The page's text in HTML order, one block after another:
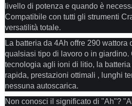
livello di potenza e quando è
Compatibile con tutti gli strumenti
versatilità totale.
La batteria da 4Ah offre 290 wattora
qualsiasi tipo di lavoro o in giardino.
tecnologia agli ioni di litio, la
rapida, prestazioni ottimali , lunghi
nessuna autoscarica.
Non conosci il significato di "Ah"?